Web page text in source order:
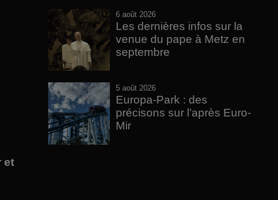
et
6 août 2026
Les dernières infos sur la
venue du pape à Metz en
septembre
5 août 2026
Europa-Park : des
précisons sur l’après Euro-
Mir